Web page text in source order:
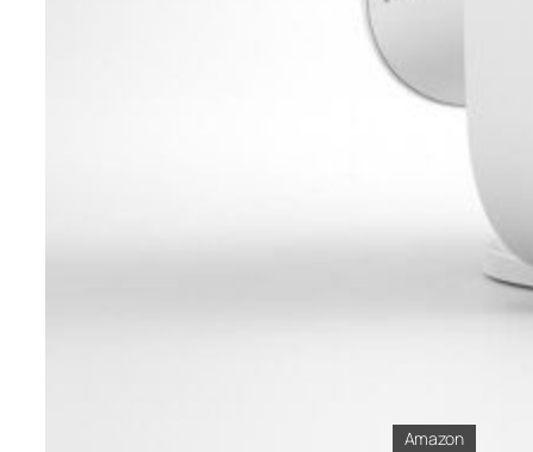
Amazon